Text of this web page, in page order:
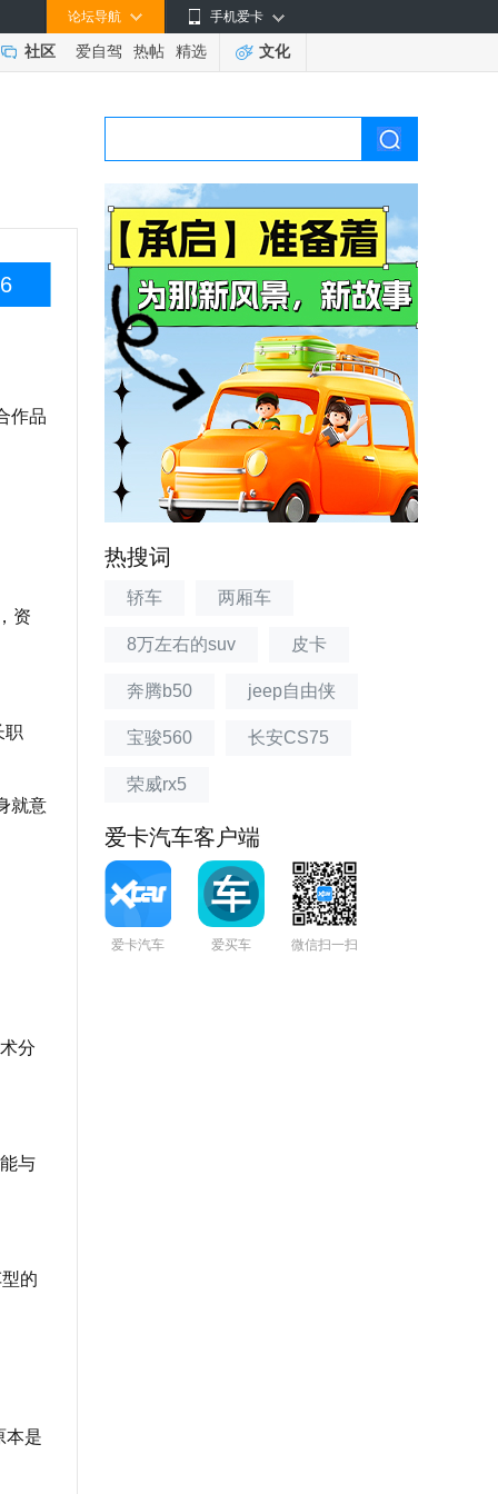
手机爱卡
论坛导航
社区 爱自驾 热帖 精选 文化
6
作品
资
职
就意
分
与
的
本是
热搜词
轿车 两厢车
8万左右的suv 皮卡
奔腾b50 jeep自由侠
宝骏560 长安CS75
荣威rx5
爱卡汽车客户端
爱卡汽车 爱买车 微信扫一扫